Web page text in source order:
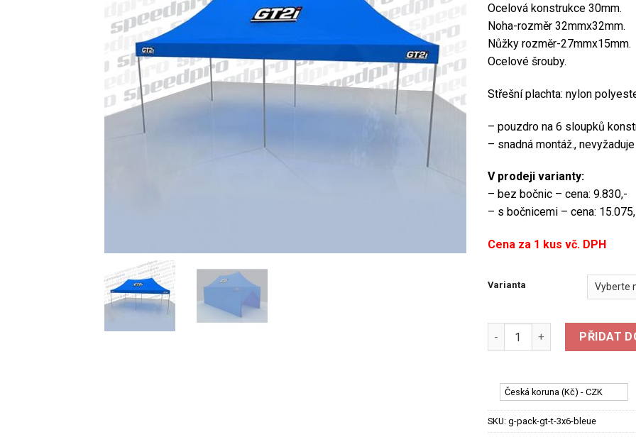
Ocelová konstrukce 30mm.
Noha-rozměr 32mmx32mm.
Nůžky rozměr-27mmx15mm.
Ocelové šrouby.
Střešní plachta: nylon
– pouzdro na 6 sloupků
– snadná montáž.,
V prodeji varianty:
– bez bočnic – cena: 9.830,-
– s bočnicemi – cena:
Cena za 1 kus vč. DPH
Varianta
Stan 3m x 6m - nůžkový /
PŘIDAT
Česká koruna (Kč) - CZK
SKU: g-pack-gt-t-3x6-bleue